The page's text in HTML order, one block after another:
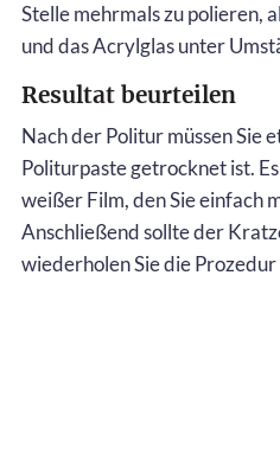
Stelle mehrmals zu polieren,
und das Acrylglas unter
Resultat beurteilen
Nach der Politur müssen Sie
Politurpaste getrocknet ist.
weißer Film, den Sie einfach
Anschließend sollte der
wiederholen Sie die